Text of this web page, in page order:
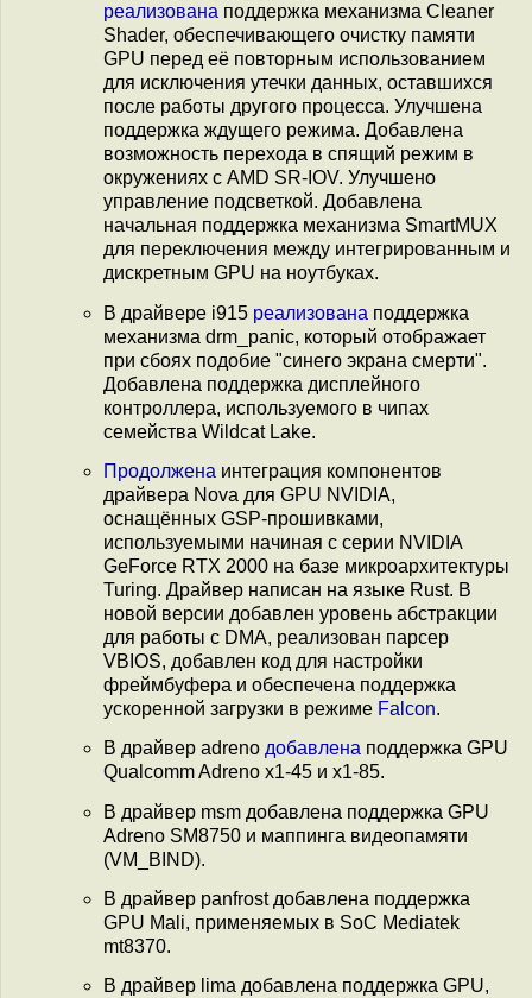
реализована поддержка механизма Cleaner
Shader, обеспечивающего очистку памяти
GPU перед её повторным использованием
для исключения утечки данных, оставшихся
после работы другого процесса. Улучшена
поддержка ждущего режима. Добавлена
возможность перехода в спящий режим в
окружениях с AMD SR-IOV. Улучшено
управление подсветкой. Добавлена
начальная поддержка механизма SmartMUX
для переключения между интегрированным и
дискретным GPU на ноутбуках.
В драйвере i915 реализована поддержка
механизма drm_panic, который отображает
при сбоях подобие "синего экрана смерти".
Добавлена поддержка дисплейного
контроллера, используемого в чипах
семейства Wildcat Lake.
Продолжена интеграция компонентов
драйвера Nova для GPU NVIDIA,
оснащённых GSP-прошивками,
используемыми начиная с серии NVIDIA
GeForce RTX 2000 на базе микроархитектуры
Turing. Драйвер написан на языке Rust. В
новой версии добавлен уровень абстракции
для работы с DMA, реализован парсер
VBIOS, добавлен код для настройки
фреймбуфера и обеспечена поддержка
ускоренной загрузки в режиме Falcon.
В драйвер adreno добавлена поддержка GPU
Qualcomm Adreno x1-45 и x1-85.
В драйвер msm добавлена поддержка GPU
Adreno SM8750 и маппинга видеопамяти
(VM_BIND).
В драйвер panfrost добавлена поддержка
GPU Mali, применяемых в SoC Mediatek
mt8370.
В драйвер lima добавлена поддержка GPU,